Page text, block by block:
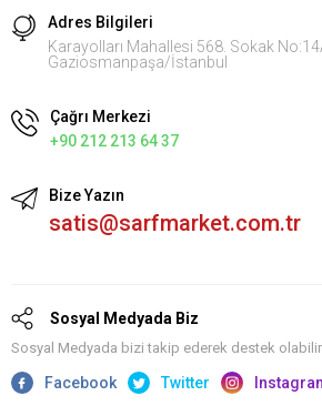
Adres Bilgileri
Karayolları Mahallesi 568. Sokak
Gaziosmanpaşa/İstanbul
Çağrı Merkezi
+90 212 213 64 37
Bize Yazın
satis@sarfmarket.com.tr
Sosyal Medyada Biz
Sosyal Medyada bizi takip ederek destek
Facebook Twitter